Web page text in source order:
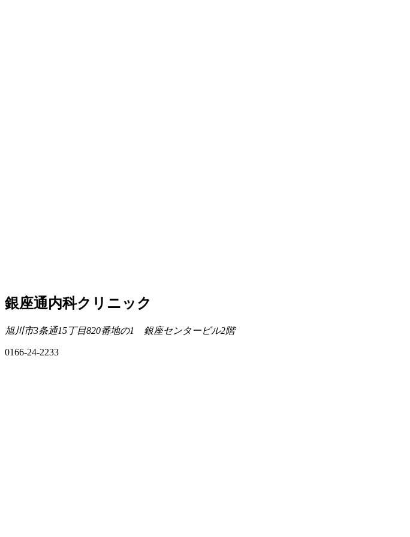
銀座通内科クリニック
旭川市3条通15丁目820番地の1 銀座センタービル2階
0166-24-2233